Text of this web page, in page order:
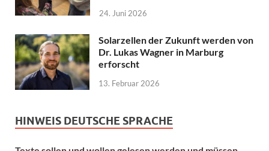
24. Juni 2026
Solarzellen der Zukunft werden von
Dr. Lukas Wagner in Marburg
erforscht
13. Februar 2026
HINWEIS DEUTSCHE SPRACHE